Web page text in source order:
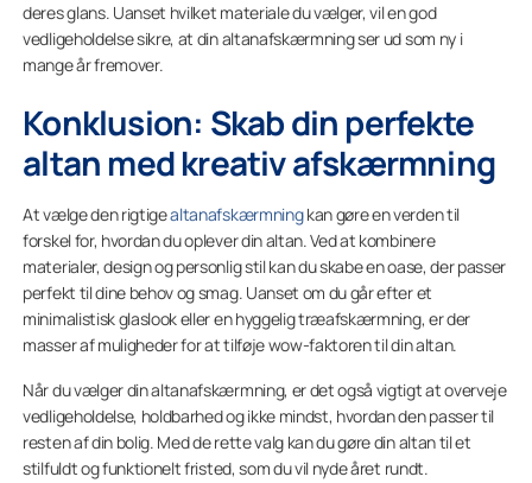
deres glans. Uanset hvilket materiale du vælger, vil en god
vedligeholdelse sikre, at din altanafskærmning ser ud som ny i
mange år fremover.
Konklusion: Skab din perfekte
altan med kreativ afskærmning
At vælge den rigtigealtanafskærmningkan gøre en verden til
forskel for, hvordan du oplever din altan. Ved at kombinere
materialer, design og personlig stil kan du skabe en oase, der passer
perfekt til dine behov og smag. Uanset om du går efter et
minimalistisk glaslook eller en hyggelig træafskærmning, er der
masser af muligheder for at tilføje wow-faktoren til din altan.
Når du vælger din altanafskærmning, er det også vigtigt at overveje
vedligeholdelse, holdbarhed og ikke mindst, hvordan den passer til
resten af din bolig. Med de rette valg kan du gøre din altan til et
stilfuldt og funktionelt fristed, som du vil nyde året rundt.